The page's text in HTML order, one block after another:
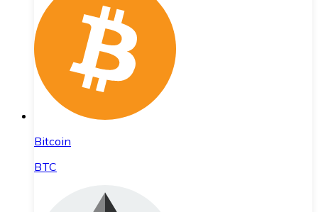
Bitcoin
BTC